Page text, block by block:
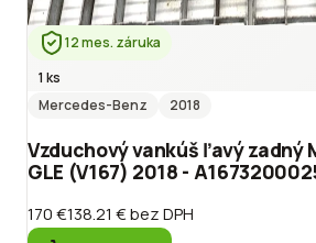
12 mes. záruka
1 ks
Mercedes-Benz
2018
Vzduchový vankúš ľavý zadný
GLE (V167) 2018 -
170 €138.21 €bez DPH